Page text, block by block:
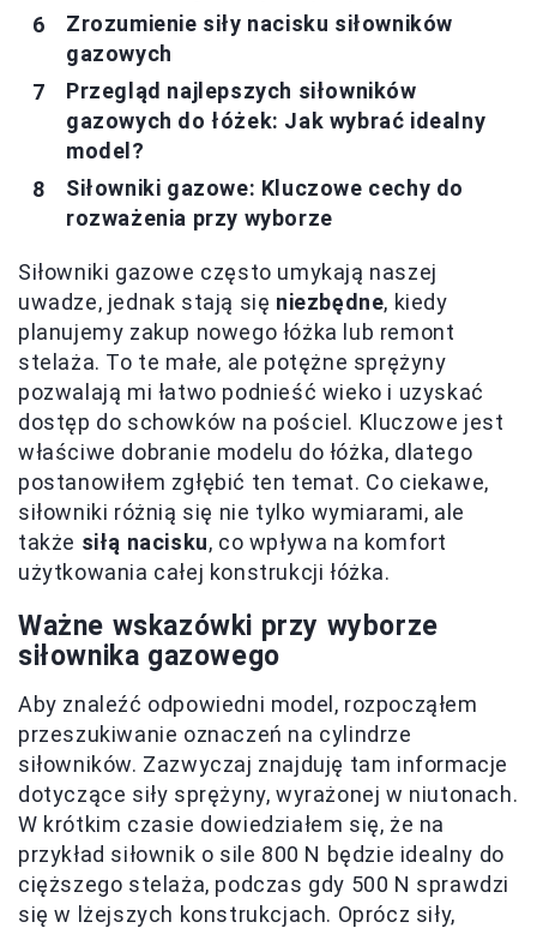
Zrozumienie siły nacisku siłowników
gazowych
Przegląd najlepszych siłowników
gazowych do łóżek: Jak wybrać idealny
model?
Siłowniki gazowe: Kluczowe cechy do
rozważenia przy wyborze
Siłowniki gazowe często umykają naszej
uwadze, jednak stają się niezbędne, kiedy
planujemy zakup nowego łóżka lub remont
stelaża. To te małe, ale potężne sprężyny
pozwalają mi łatwo podnieść wieko i uzyskać
dostęp do schowków na pościel. Kluczowe jest
właściwe dobranie modelu do łóżka, dlatego
postanowiłem zgłębić ten temat. Co ciekawe,
siłowniki różnią się nie tylko wymiarami, ale
także siłą nacisku, co wpływa na komfort
użytkowania całej konstrukcji łóżka.
Ważne wskazówki przy wyborze
siłownika gazowego
Aby znaleźć odpowiedni model, rozpocząłem
przeszukiwanie oznaczeń na cylindrze
siłowników. Zazwyczaj znajduję tam informacje
dotyczące siły sprężyny, wyrażonej w niutonach.
W krótkim czasie dowiedziałem się, że na
przykład siłownik o sile 800 N będzie idealny do
cięższego stelaża, podczas gdy 500 N sprawdzi
się w lżejszych konstrukcjach. Oprócz siły,